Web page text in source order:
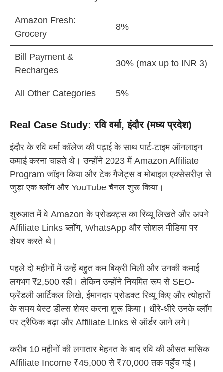
Amazon Fresh:
Grocery
8%
Bill Payment &
Recharges
30% (max up to INR 3)
All Other Categories 5%
Real Case Study: रवि वर्मा, इंदौर (मध्य प्रदेश)
इंदौर के रवि वर्मा कॉलेज की पढ़ाई के साथ पार्ट-टाइम ऑनलाइन
कमाई करना चाहते थे। उन्होंने 2023 में Amazon Affiliate
Program जॉइन किया और टेक गैजेट्स व मोबाइल एक्सेसरीज़ से
जुड़ा एक ब्लॉग और YouTube चैनल शुरू किया।
शुरुआत में वे Amazon के प्रोडक्ट्स का रिव्यू लिखते और अपने
Affiliate Links ब्लॉग, WhatsApp और सोशल मीडिया पर
शेयर करते थे।
पहले दो महीनों में उन्हें बहुत कम बिक्री मिली और उनकी कमाई
लगभग ₹2,500 रही। लेकिन उन्होंने नियमित रूप से SEO-
फ्रेंडली आर्टिकल लिखे, ईमानदार प्रोडक्ट रिव्यू किए और त्योहारों
के समय बेस्ट डील्स शेयर करना शुरू किया। धीरे-धीरे उनके ब्लॉग
पर ट्रैफिक बढ़ा और Affiliate Links से ऑर्डर आने लगे।
करीब 10 महीनों की लगातार मेहनत के बाद रवि की औसत मासिक
Affiliate Income ₹45,000 से ₹70,000 तक पहुँच गई।